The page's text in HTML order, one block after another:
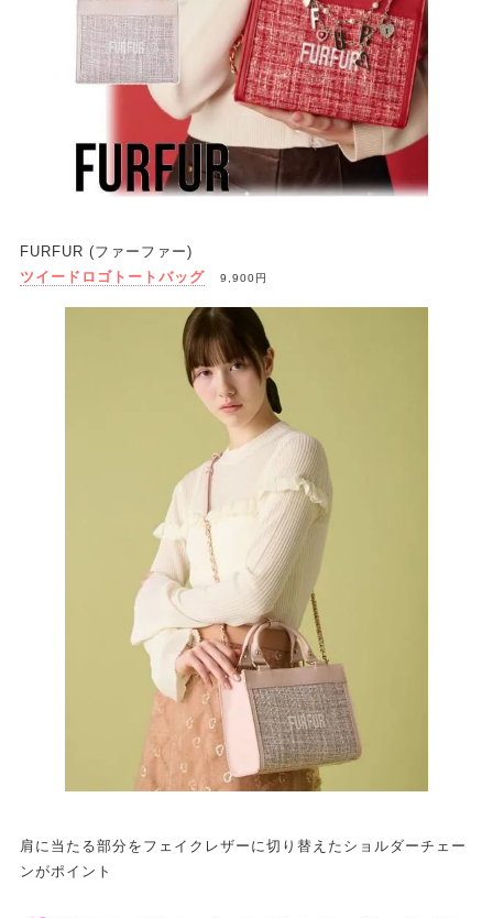
FURFUR (ファーファー)
ツイードロゴトートバッグ
9,900円
肩に当たる部分をフェイクレザーに切り替えたショルダーチェー
ンがポイント